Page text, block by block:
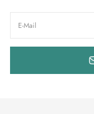
E-Mail